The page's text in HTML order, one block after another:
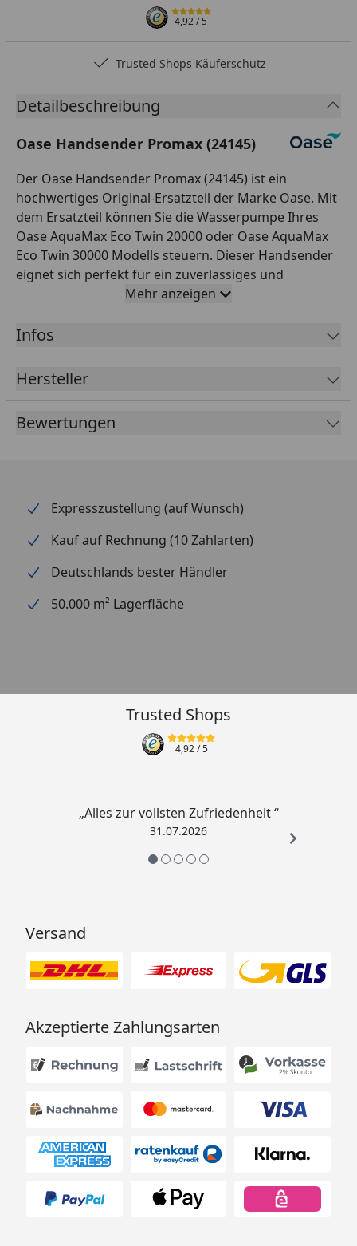
4,92/ 5
Trusted Shops Käuferschutz
Detailbeschreibung
Oase Handsender Promax (24145)
Der Oase Handsender Promax (24145) ist ein
hochwertiges Original-Ersatzteil der Marke Oase. Mit
dem Ersatzteil können Sie die Wasserpumpe Ihres
Oase AquaMax Eco Twin 20000 oder Oase AquaMax
Eco Twin 30000 Modells steuern. Dieser Handsender
eignet sich perfekt für ein zuverlässiges und
einfaches Handling. Mit dem Oase Handsender
Promax (24145) erhalten Sie ein qualitativ
hochwertiges Ersatzteil für Ihr Teichsystem.
Mehr anzeigen
Infos
Hersteller
Bewertungen
Expresszustellung (auf Wunsch)
Kauf auf Rechnung (10 Zahlarten)
Deutschlands bester Händler
50.000 m² Lagerfläche
Trusted Shops
4,92/ 5
„Alles zur vollsten Zufriedenheit “
31.07.2026
Versand
Akzeptierte Zahlungsarten